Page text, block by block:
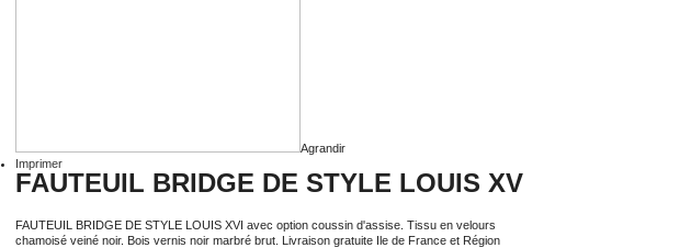
Agrandir
Imprimer
FAUTEUIL BRIDGE DE STYLE LOUIS XV
FAUTEUIL BRIDGE DE STYLE LOUIS XVI avec option coussin d'assise. Tissu en velours
chamoisé veiné noir. Bois vernis noir marbré brut. Livraison gratuite Ile de France et Région